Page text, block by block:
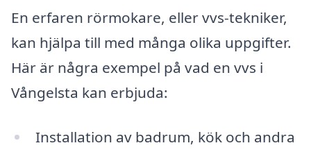
En erfaren rörmokare, eller vvs-tekniker,
kan hjälpa till med många olika uppgifter.
Här är några exempel på vad en vvs i
Vångelsta kan erbjuda:
Installation av badrum, kök och andra